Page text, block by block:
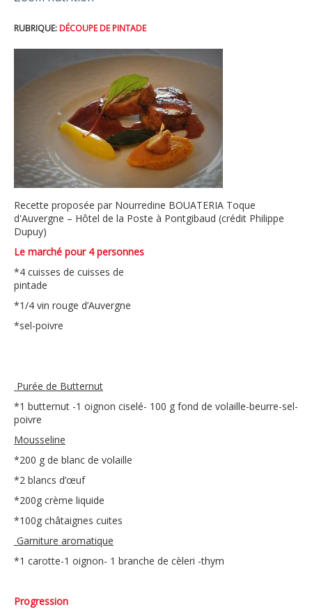
RUBRIQUE: DÉCOUPE DE PINTADE
Recette proposée par Nourredine BOUATERIA Toque
d'Auvergne – Hôtel de la Poste à Pontgibaud (crédit Philippe
Dupuy)
Le marché pour 4 personnes
*4 cuisses de cuisses de
pintade
*1/4 vin rouge d’Auvergne
*sel-poivre
Purée de Butternut
*1 butternut -1 oignon ciselé- 100 g fond de volaille-beurre-sel-
poivre
Mousseline
*200 g de blanc de volaille
*2 blancs d’œuf
*200g crème liquide
*100g châtaignes cuites
Garniture aromatique
*1 carotte-1 oignon- 1 branche de cèleri -thym
Progression